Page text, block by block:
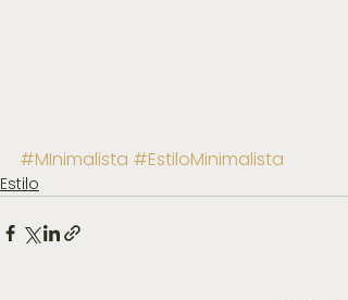
#MInimalista #EstiloMinimalista
Estilo